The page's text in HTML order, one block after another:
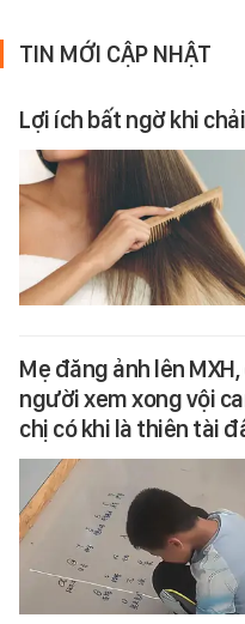
TIN MỚI CẬP NHẬT
Lợi ích bất ngờ khi
Mẹ đăng ảnh lên
người xem xong vội
chị có khi là thiên tài